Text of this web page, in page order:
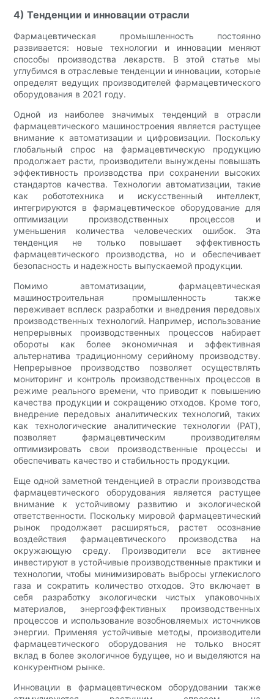
4) Тенденции и инновации отрасли
Фармацевтическая промышленность постоянно
развивается: новые технологии и инновации меняют
способы производства лекарств. В этой статье мы
углубимся в отраслевые тенденции и инновации, которые
определят ведущих производителей фармацевтического
оборудования в 2021 году.
Одной из наиболее значимых тенденций в отрасли
фармацевтического машиностроения является растущее
внимание к автоматизации и цифровизации. Поскольку
глобальный спрос на фармацевтическую продукцию
продолжает расти, производители вынуждены повышать
эффективность производства при сохранении высоких
стандартов качества. Технологии автоматизации, такие
как робототехника и искусственный интеллект,
интегрируются в фармацевтическое оборудование для
оптимизации производственных процессов и
уменьшения количества человеческих ошибок. Эта
тенденция не только повышает эффективность
фармацевтического производства, но и обеспечивает
безопасность и надежность выпускаемой продукции.
Помимо автоматизации, фармацевтическая
машиностроительная промышленность также
переживает всплеск разработки и внедрения передовых
производственных технологий. Например, использование
непрерывных производственных процессов набирает
обороты как более экономичная и эффективная
альтернатива традиционному серийному производству.
Непрерывное производство позволяет осуществлять
мониторинг и контроль производственных процессов в
режиме реального времени, что приводит к повышению
качества продукции и сокращению отходов. Кроме того,
внедрение передовых аналитических технологий, таких
как технологические аналитические технологии (PAT),
позволяет фармацевтическим производителям
оптимизировать свои производственные процессы и
обеспечивать качество и стабильность продукции.
Еще одной заметной тенденцией в отрасли производства
фармацевтического оборудования является растущее
внимание к устойчивому развитию и экологической
ответственности. Поскольку мировой фармацевтический
рынок продолжает расширяться, растет осознание
воздействия фармацевтического производства на
окружающую среду. Производители все активнее
инвестируют в устойчивые производственные практики и
технологии, чтобы минимизировать выбросы углекислого
газа и сократить количество отходов. Это включает в
себя разработку экологически чистых упаковочных
материалов, энергоэффективных производственных
процессов и использование возобновляемых источников
энергии. Применяя устойчивые методы, производители
фармацевтического оборудования не только вносят
вклад в более экологичное будущее, но и выделяются на
конкурентном рынке.
Инновации в фармацевтическом оборудовании также